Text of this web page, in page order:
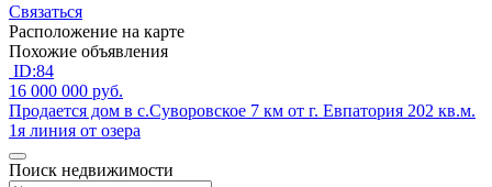
Связаться
Расположение на карте
Похожие объявления
ID:84
16 000 000 руб.
Продается дом в с.Суворовское 7 км от г. Евпатория 202 кв.м.
1я линия от озера
Поиск недвижимости